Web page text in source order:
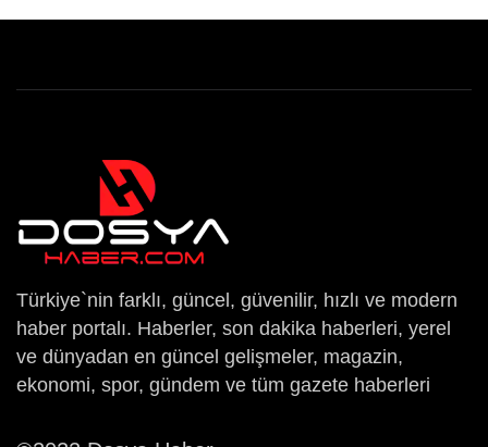
Türkiye`nin farklı, güncel, güvenilir, hızlı ve modern
haber portalı. Haberler, son dakika haberleri, yerel
ve dünyadan en güncel gelişmeler, magazin,
ekonomi, spor, gündem ve tüm gazete haberleri